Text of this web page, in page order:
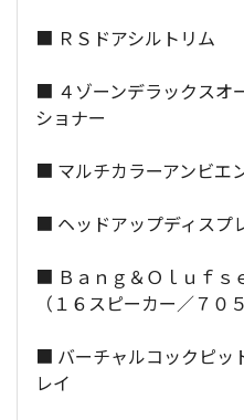
■ ＲＳドアシルトリム
■ ４ゾーンデラックスオ
ショナー
■ マルチカラーアンビエ
■ ヘッドアップディスプ
■ Ｂａｎｇ＆Ｏｌｕｆｓ
（１６スピーカー／７０５
■ バーチャルコックピッ
レイ